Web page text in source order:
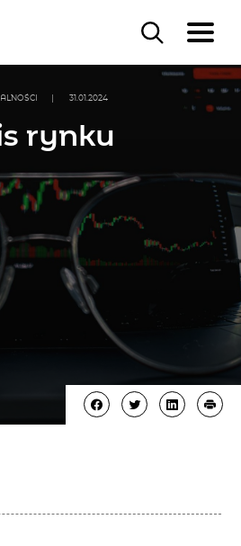
31.01.2024
rynku